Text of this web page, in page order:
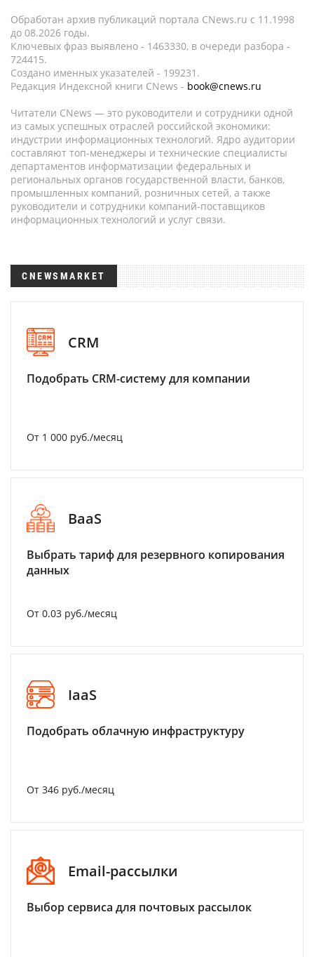
Обработан архив публикаций портала CNews.ru c 11.1998
до 08.2026 годы.
Ключевых фраз выявлено - 1463330, в очереди разбора -
724415.
Создано именных указателей - 199231.
Редакция Индексной книги CNews - book@cnews.ru
Читатели CNews — это руководители и сотрудники одной
из самых успешных отраслей российской экономики:
индустрии информационных технологий. Ядро аудитории
составляют топ-менеджеры и технические специалисты
департаментов информатизации федеральных и
региональных органов государственной власти, банков,
промышленных компаний, розничных сетей, а также
руководители и сотрудники компаний-поставщиков
информационных технологий и услуг связи.
CNEWSMARKET
CRM
Подобрать CRM-систему для компании
От 1 000 руб./месяц
BaaS
Выбрать тариф для резервного копирования
данных
От 0.03 руб./месяц
IaaS
Подобрать облачную инфраструктуру
От 346 руб./месяц
Email-рассылки
Выбор сервиса для почтовых рассылок